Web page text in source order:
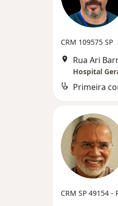
CRM 109575 SP
Rua Ari
Hospital
CRM SP 49154 -